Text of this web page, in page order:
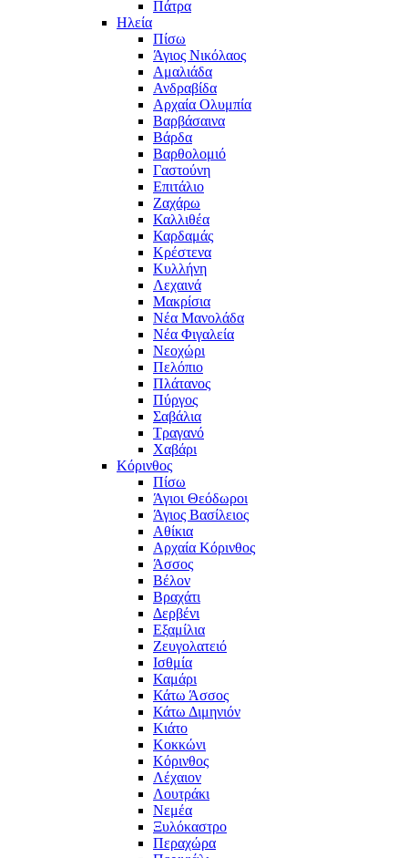
Πάτρα
Ηλεία
Πίσω
Άγιος Νικόλαος
Αμαλιάδα
Ανδραβίδα
Αρχαία Ολυμπία
Βαρβάσαινα
Βάρδα
Βαρθολομιό
Γαστούνη
Επιτάλιο
Ζαχάρω
Καλλιθέα
Καρδαμάς
Κρέστενα
Κυλλήνη
Λεχαινά
Μακρίσια
Νέα Μανολάδα
Νέα Φιγαλεία
Νεοχώρι
Πελόπιο
Πλάτανος
Πύργος
Σαβάλια
Τραγανό
Χαβάρι
Κόρινθος
Πίσω
Άγιοι Θεόδωροι
Άγιος Βασίλειος
Αθίκια
Αρχαία Κόρινθος
Άσσος
Βέλον
Βραχάτι
Δερβένι
Εξαμίλια
Ζευγολατειό
Ισθμία
Καμάρι
Κάτω Άσσος
Κάτω Διμηνιόν
Κιάτο
Κοκκώνι
Κόρινθος
Λέχαιον
Λουτράκι
Νεμέα
Ξυλόκαστρο
Περαχώρα